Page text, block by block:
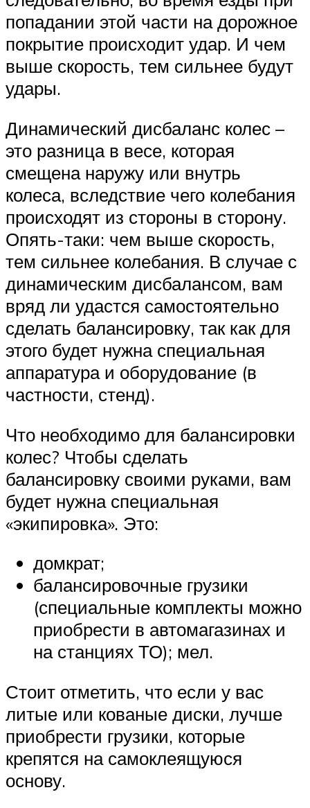
попадании этой части на дорожное
покрытие происходит удар. И чем
выше скорость, тем сильнее будут
удары.
Динамический дисбаланс колес –
это разница в весе, которая
смещена наружу или внутрь
колеса, вследствие чего колебания
происходят из стороны в сторону.
Опять-таки: чем выше скорость,
тем сильнее колебания. В случае с
динамическим дисбалансом, вам
вряд ли удастся самостоятельно
сделать балансировку, так как для
этого будет нужна специальная
аппаратура и оборудование (в
частности, стенд).
Что необходимо для балансировки
колес? Чтобы сделать
балансировку своими руками, вам
будет нужна специальная
«экипировка». Это:
домкрат;
балансировочные грузики
(специальные комплекты можно
приобрести в автомагазинах и
на станциях ТО); мел.
Стоит отметить, что если у вас
литые или кованые диски, лучше
приобрести грузики, которые
крепятся на самоклеящуюся
основу.